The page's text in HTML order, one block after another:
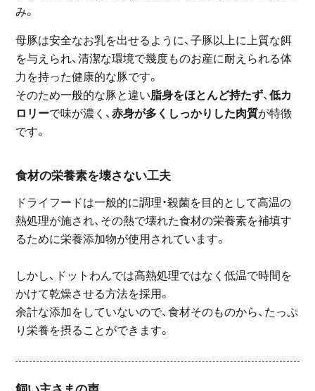
み。
母豚は安全なお乳を出せるように、子豚以上に上質な餌
を与えられ、清潔な環境で幾度ものお産に耐えられる体
力を持った健康的な豚です。
そのため一般的な豚と違い脂身をほとんど持たず、低カ
ロリーで味が濃く、赤身が多くしっかりした肉質が特徴
です。
食材の栄養素を壊さない工夫
ドライフードは一般的に調理・殺菌を目的として高温の
熱処理が施され、その熱で壊れた食材の栄養素を補填す
るために栄養添加物が使用されています。
しかし、ドットわんでは高熱処理ではなく低温で時間を
かけて乾燥させる方法を採用。
余計な添加をしていないので、食材そのものから、たっぷ
り栄養を摂ることができます。